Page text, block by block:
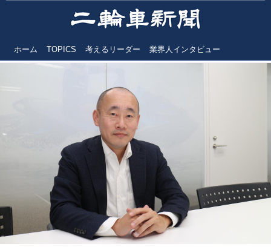
ホーム TOPICS 考えるリーダー 業界人インタビュー